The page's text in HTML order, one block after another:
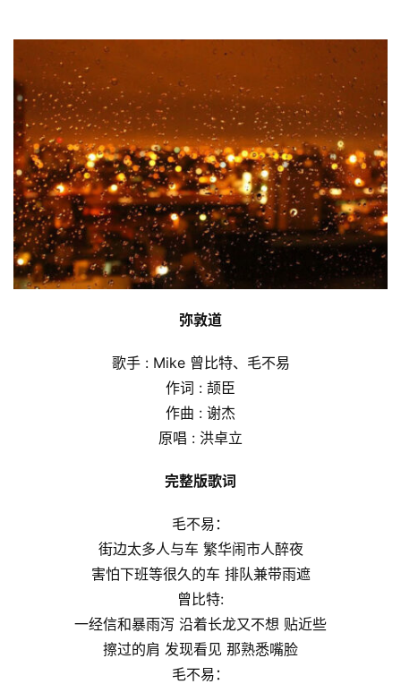
弥敦道
歌手 : Mike 曾比特、毛不易
作词 : 颉臣
作曲 : 谢杰
原唱 : 洪卓立
完整版歌词
毛不易：
街边太多人与⻋ 繁华闹市人醉夜
害怕下班等很久的⻋ 排队兼带雨遮
曾比特:
一经信和暴雨泻 沿着⻓⻰又不想 贴近些
擦过的肩 发现看⻅ 那熟悉嘴脸
毛不易：